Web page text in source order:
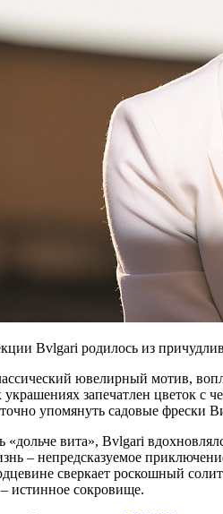
Bvlgari родилось из
ювелирный мотив,
запечатлен цветок с
упомянуть садовые
«дольче вита», Bvlgari
– непредсказуемое
сверкает роскошный
истинное сокровище.